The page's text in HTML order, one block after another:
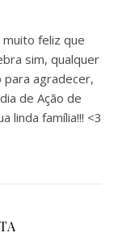
feliz que
sim, qualquer
agradecer,
de Ação de
linda família!!! <3